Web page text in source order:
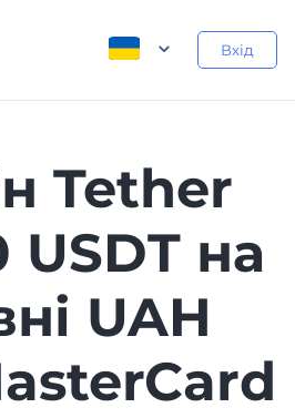
Вхід
Tether
USDT на
UAH